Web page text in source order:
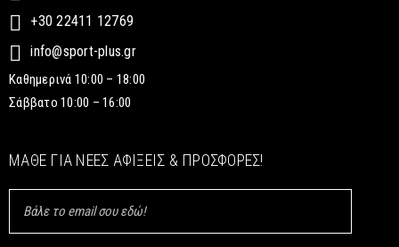
+30 22411 12769
info@sport-plus.gr
Καθημερινά 10:00 – 18:00
Σάββατο 10:00 – 16:00
ΜΆΘΕ ΓΙΑ ΝΈΕΣ ΑΦΊΞΕΙΣ & ΠΡΟΣΦΟΡΈΣ!